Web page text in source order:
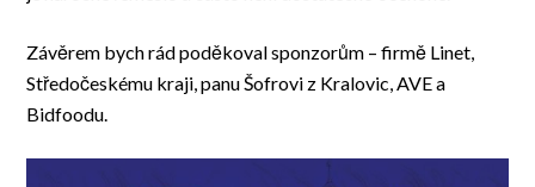
Závěrem bych rád poděkoval sponzorům – firmě Linet,
Středočeskému kraji, panu Šofrovi z Kralovic, AVE a
Bidfoodu.